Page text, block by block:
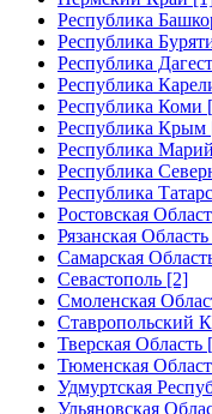
Республика
Республика
Республика
Республика
Республика Коми
Республика Крым
Республика
Республика
Республика
Ростовская
Рязанская
Самарская
Севастополь [2]
Смоленская
Ставропольский
Тверская Область
Тюменская
Удмуртская
Ульяновская